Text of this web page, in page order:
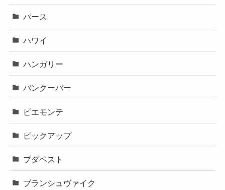
パース
ハワイ
ハンガリー
バンクーバー
ピエモンテ
ピックアップ
ブダペスト
ブランシュヴァイク